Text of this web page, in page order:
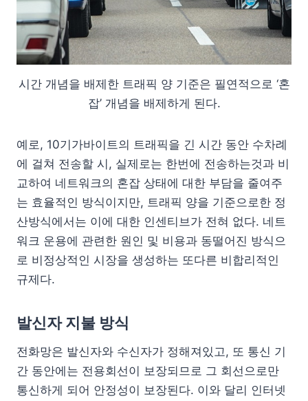
시간 개념을 배제한 트래픽 양 기준은 필연적으로 ‘혼
잡’ 개념을 배제하게 된다.
예로, 10기가바이트의 트래픽을 긴 시간 동안 수차례
에 걸쳐 전송할 시, 실제로는 한번에 전송하는것과 비
교하여 네트워크의 혼잡 상태에 대한 부담을 줄여주
는 효율적인 방식이지만, 트래픽 양을 기준으로한 정
산방식에서는 이에 대한 인센티브가 전혀 없다. 네트
워크 운용에 관련한 원인 및 비용과 동떨어진 방식으
로 비정상적인 시장을 생성하는 또다른 비합리적인
규제다.
발신자 지불 방식
전화망은 발신자와 수신자가 정해져있고, 또 통신 기
간 동안에는 전용회선이 보장되므로 그 회선으로만
통신하게 되어 안정성이 보장된다. 이와 달리 인터넷